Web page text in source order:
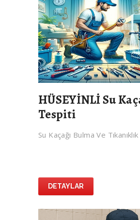
HÜSEYİNLİ Su
Tespiti
Su Kaçağı Bulma Ve
DETAYLAR